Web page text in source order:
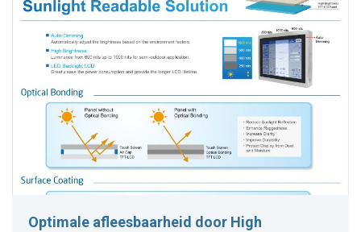
Optimale afleesbaarheid door High